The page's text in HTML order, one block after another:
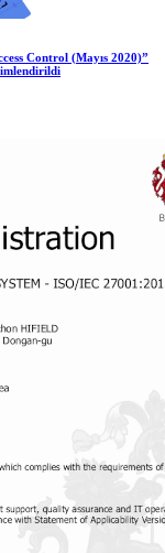
Control (Mayıs 2020)”